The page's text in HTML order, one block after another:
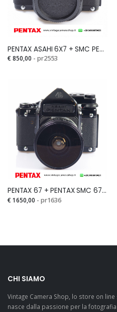
PENTAX ASAHI 6X7 + SMC PENTAX 67 MACRO 135mm F.4Si
€ 850,00 - pr2553
PENTAX 67 + PENTAX SMC 67 FISH-EYE 35 mm +MASCHERA PER 35 DU DORSO E MIRINOSi
€ 1650,00 - pr1636
CHI SIAMO
Vintage Camera Shop, lo store on
nasce dalla passione per la